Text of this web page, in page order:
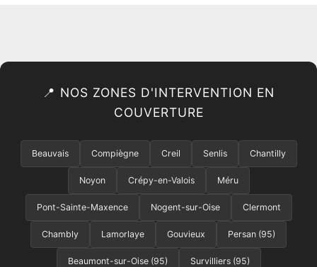
📍 NOS ZONES D'INTERVENTION EN
COUVERTURE
Beauvais Compiègne Creil Senlis Chantilly
Noyon Crépy-en-Valois Méru
Pont-Sainte-Maxence Nogent-sur-Oise Clermont
Chambly Lamorlaye Gouvieux Persan (95)
Beaumont-sur-Oise (95) Survilliers (95)